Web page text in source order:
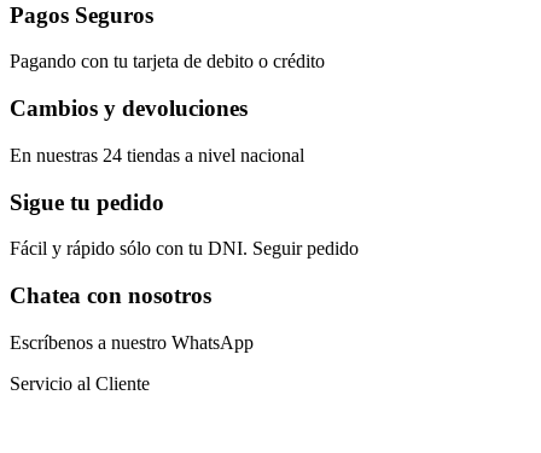
Pagos Seguros
Pagando con tu tarjeta de debito o crédito
Cambios y devoluciones
En nuestras 24 tiendas a nivel nacional
Sigue tu pedido
Fácil y rápido sólo con tu DNI. Seguir pedido
Chatea con nosotros
Escríbenos a nuestro WhatsApp
Servicio al Cliente